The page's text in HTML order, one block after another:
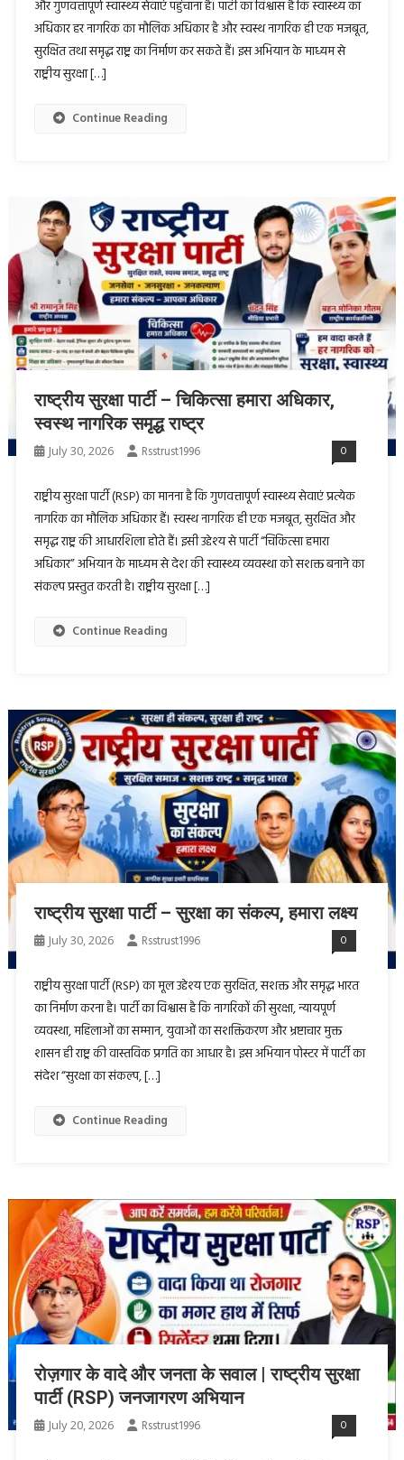
और गुणवत्तापूर्ण स्वास्थ्य सेवाएं पहुंचाना है। पार्टी का विश्वास है कि स्वास्थ्य का
अधिकार हर नागरिक का मौलिक अधिकार है और स्वस्थ नागरिक ही एक मजबूत,
सुरक्षित तथा समृद्ध राष्ट्र का निर्माण कर सकते हैं। इस अभियान के माध्यम से
राष्ट्रीय सुरक्षा […]
Continue Reading
राष्ट्रीय सुरक्षा पार्टी – चिकित्सा हमारा अधिकार,
स्वस्थ नागरिक समृद्ध राष्ट्र
July 30, 2026 Rsstrust1996 0
राष्ट्रीय सुरक्षा पार्टी (RSP) का मानना है कि गुणवत्तापूर्ण स्वास्थ्य सेवाएं प्रत्येक
नागरिक का मौलिक अधिकार हैं। स्वस्थ नागरिक ही एक मजबूत, सुरक्षित और
समृद्ध राष्ट्र की आधारशिला होते हैं। इसी उद्देश्य से पार्टी “चिकित्सा हमारा
अधिकार” अभियान के माध्यम से देश की स्वास्थ्य व्यवस्था को सशक्त बनाने का
संकल्प प्रस्तुत करती है। राष्ट्रीय सुरक्षा […]
Continue Reading
राष्ट्रीय सुरक्षा पार्टी – सुरक्षा का संकल्प, हमारा लक्ष्य
July 30, 2026 Rsstrust1996 0
राष्ट्रीय सुरक्षा पार्टी (RSP) का मूल उद्देश्य एक सुरक्षित, सशक्त और समृद्ध भारत
का निर्माण करना है। पार्टी का विश्वास है कि नागरिकों की सुरक्षा, न्यायपूर्ण
व्यवस्था, महिलाओं का सम्मान, युवाओं का सशक्तिकरण और भ्रष्टाचार मुक्त
शासन ही राष्ट्र की वास्तविक प्रगति का आधार है। इस अभियान पोस्टर में पार्टी का
संदेश “सुरक्षा का संकल्प, […]
Continue Reading
रोज़गार के वादे और जनता के सवाल | राष्ट्रीय सुरक्षा
पार्टी (RSP) जनजागरण अभियान
July 20, 2026 Rsstrust1996 0